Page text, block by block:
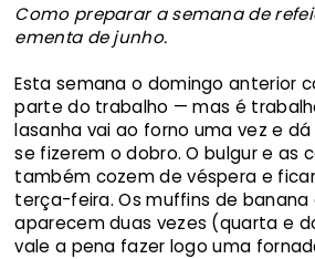
Como preparar a semana de
ementa de junho.
Esta semana o domingo anterior
parte do trabalho — mas é
lasanha vai ao forno uma vez e
se fizerem o dobro. O bulgur e as
também cozem de véspera e
terça-feira. Os muffins de banana
aparecem duas vezes (quarta e
vale a pena fazer logo uma